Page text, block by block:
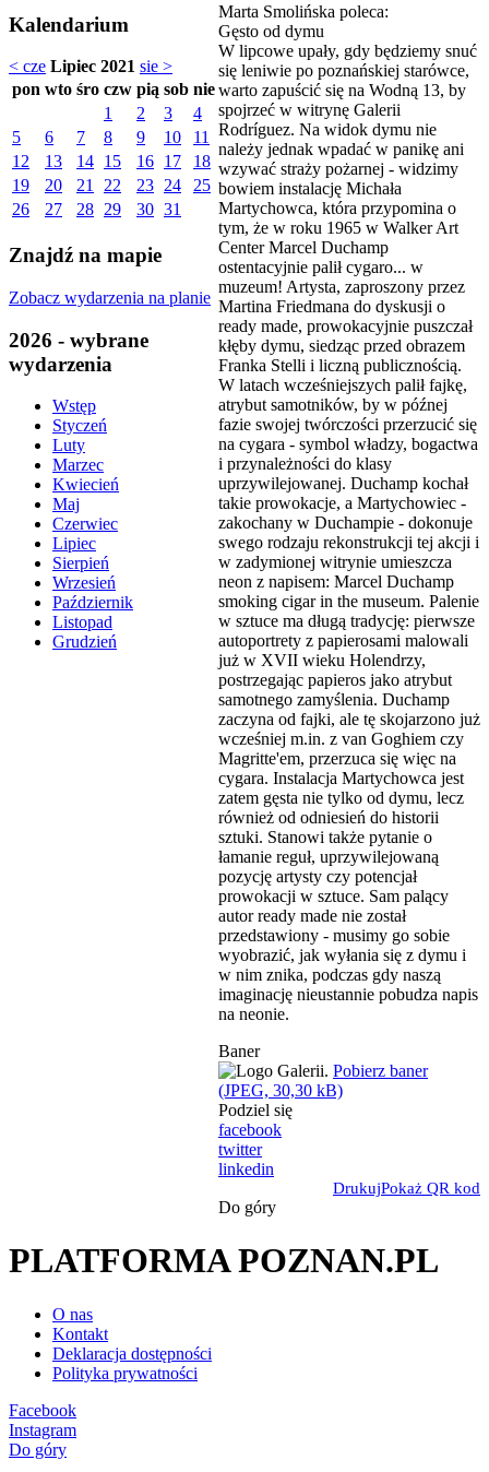
Kalendarium
< cze Lipiec 2021 sie >
pon wto śro czw pią sob nie
1
2 3
4
5
6 7 8 9 10
11
12
13 14 15 16 17
18
19
20 21 22 23 24
25
26
27 28 29 30 31
Znajdź na mapie
Zobacz wydarzenia na planie
2026 - wybrane
wydarzenia
Wstęp
Styczeń
Luty
Marzec
Kwiecień
Maj
Czerwiec
Lipiec
Sierpień
Wrzesień
Październik
Listopad
Grudzień
Marta Smolińska poleca:
Gęsto od dymu
W lipcowe upały, gdy będziemy snuć
się leniwie po poznańskiej starówce,
warto zapuścić się na Wodną 13, by
spojrzeć w witrynę Galerii
Rodríguez. Na widok dymu nie
należy jednak wpadać w panikę ani
wzywać straży pożarnej - widzimy
bowiem instalację Michała
Martychowca, która przypomina o
tym, że w roku 1965 w Walker Art
Center Marcel Duchamp
ostentacyjnie palił cygaro... w
muzeum! Artysta, zaproszony przez
Martina Friedmana do dyskusji o
ready made, prowokacyjnie puszczał
kłęby dymu, siedząc przed obrazem
Franka Stelli i liczną publicznością.
W latach wcześniejszych palił fajkę,
atrybut samotników, by w późnej
fazie swojej twórczości przerzucić się
na cygara - symbol władzy, bogactwa
i przynależności do klasy
uprzywilejowanej. Duchamp kochał
takie prowokacje, a Martychowiec -
zakochany w Duchampie - dokonuje
swego rodzaju rekonstrukcji tej akcji i
w zadymionej witrynie umieszcza
neon z napisem: Marcel Duchamp
smoking cigar in the museum. Palenie
w sztuce ma długą tradycję: pierwsze
autoportrety z papierosami malowali
już w XVII wieku Holendrzy,
postrzegając papieros jako atrybut
samotnego zamyślenia. Duchamp
zaczyna od fajki, ale tę skojarzono już
wcześniej m.in. z van Goghiem czy
Magritte'em, przerzuca się więc na
cygara. Instalacja Martychowca jest
zatem gęsta nie tylko od dymu, lecz
również od odniesień do historii
sztuki. Stanowi także pytanie o
łamanie reguł, uprzywilejowaną
pozycję artysty czy potencjał
prowokacji w sztuce. Sam palący
autor ready made nie został
przedstawiony - musimy go sobie
wyobrazić, jak wyłania się z dymu i
w nim znika, podczas gdy naszą
imaginację nieustannie pobudza napis
na neonie.
Baner
Pobierz baner
(JPEG, 30,30 kB)
Podziel się
facebook
twitter
linkedin
DrukujPokaż QR kod
Do góry
PLATFORMA POZNAN.PL
O nas
Kontakt
Deklaracja dostępności
Polityka prywatności
Facebook
Instagram
Do góry